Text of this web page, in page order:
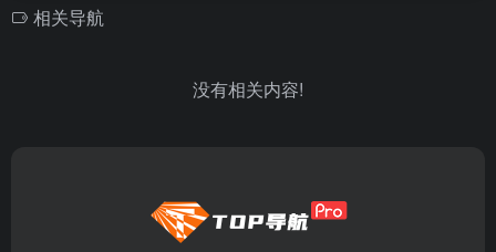
相关导航
没有相关内容!